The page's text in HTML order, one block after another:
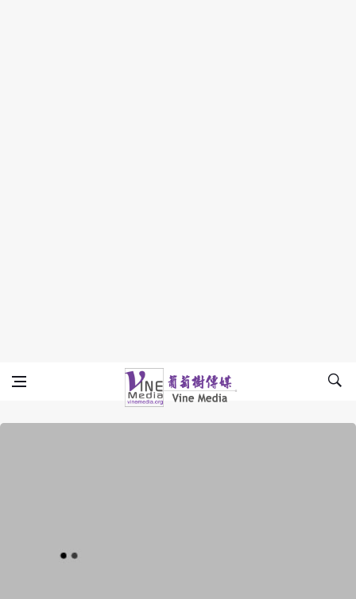
Vine Media
葡萄樹傳媒